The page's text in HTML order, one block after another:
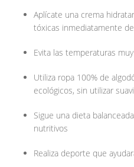
Aplícate una crema
tóxicas inmediatamente
Evita las temperaturas
Utiliza ropa 100% de
ecológicos, sin utilizar
Sigue una dieta
nutritivos
Realiza deporte que